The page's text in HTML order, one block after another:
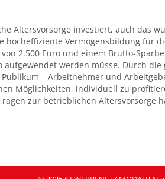
Altersvorsorge investiert, auch das
hocheffiziente Vermögensbildung für
2.500 Euro und einem Brutto-
aufgewendet werden müsse. Durch
– Arbeitnehmer und
Möglichkeiten, individuell zu
zur betrieblichen Altersvorsorge